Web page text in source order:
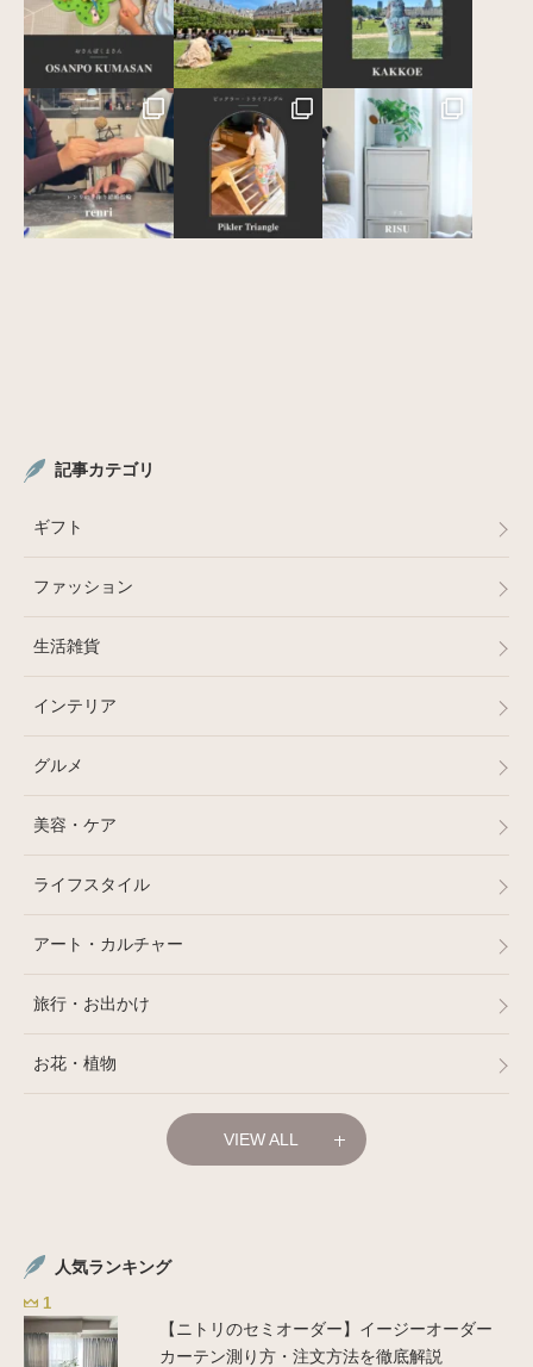
記事カテゴリ
ギフト
ファッション
生活雑貨
インテリア
グルメ
美容・ケア
ライフスタイル
アート・カルチャー
旅行・お出かけ
お花・植物
VIEW ALL
人気ランキング
【ニトリのセミオーダー】イージーオーダー
カーテン測り方・注文方法を徹底解説